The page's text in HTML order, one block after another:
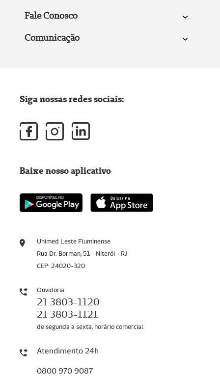
Fale Conosco
Comunicação
Unimed Leste Fluminense
Rua Dr. Borman, 51 - Niterói - RJ
CEP: 24020-320
Ouvidoria
21 3803-1120
21 3803-1121
de segunda a sexta, horário comercial
Atendimento 24h
0800 970 9087
Siga nossas redes sociais:
Baixe nosso aplicativo